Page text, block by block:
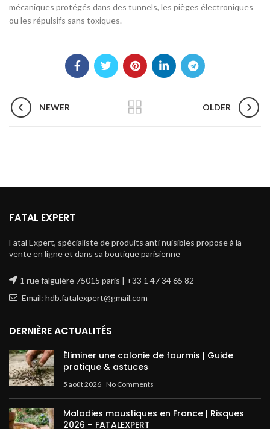
mécaniques protégés dans des tunnels, les pièges électroniques
ou les répulsifs sans toxiques.
NEWER OLDER
FATAL EXPERT
Fatal Expert, spécialiste de produits anti nuisibles propose à la
vente en ligne et dans sa boutique parisienne
1 rue falguière 75015 paris | +33 1 47 34 65 82
Email: hdb.fatalexpert@gmail.com
DERNIÈRE ACTUALITÉS
Éliminer une colonie de fourmis | Guide
pratique & astuces
5 août 2026 No Comments
Maladies moustiques en France | Risques
2026 – FATALEXPERT